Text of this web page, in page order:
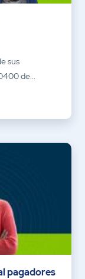
sus
de...
pagadores